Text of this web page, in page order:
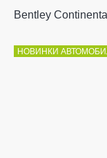
Bentley
НОВИНКИ